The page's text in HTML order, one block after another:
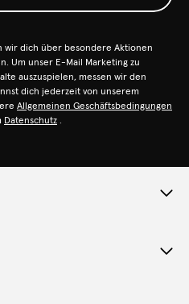
wir dich über besondere Aktionen
Um unser E-Mail Marketing zu
auszuspielen, messen wir den
dich jederzeit von unserem
Allgemeinen Geschäftsbedingungen
Datenschutz .